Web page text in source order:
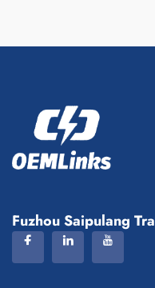
Fuzhou Saipulang